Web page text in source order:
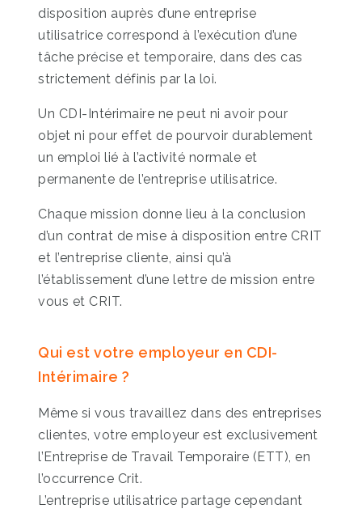
disposition auprès d’une entreprise
utilisatrice correspond à l’exécution d’une
tâche précise et temporaire, dans des cas
strictement définis par la loi.
Un CDI-Intérimaire ne peut ni avoir pour
objet ni pour effet de pourvoir durablement
un emploi lié à l’activité normale et
permanente de l’entreprise utilisatrice.
Chaque mission donne lieu à la conclusion
d’un contrat de mise à disposition entre CRIT
et l’entreprise cliente, ainsi qu’à
l’établissement d’une lettre de mission entre
vous et CRIT.
Qui est votre employeur en CDI-
Intérimaire ?
Même si vous travaillez dans des entreprises
clientes, votre employeur est exclusivement
l’Entreprise de Travail Temporaire (ETT), en
l’occurrence Crit.
L’entreprise utilisatrice partage cependant